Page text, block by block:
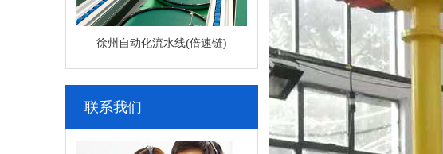
徐州自动化流水线(倍速链)
联系我们